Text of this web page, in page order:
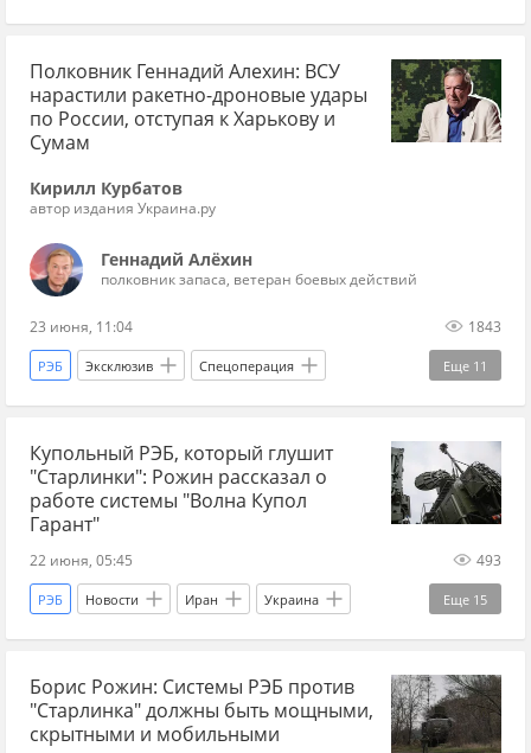
ИИ (искусственный интеллект) дроны
Украина Владимир Путин Украина.ру
НАТО США Британия
Великобритания война ПВО
беспилотники
новости СВО Россия
новости СВО сейчас
новости СВО будет ли война с НАТО
Полковник Геннадий Алехин: ВСУ
нарастили ракетно-дроновые удары
по России, отступая к Харькову и
Сумам
Кирилл Курбатов
автор издания Украина.ру
Геннадий Алёхин
полковник запаса, ветеран боевых действий
23 июня, 11:04 1843
Еще 11
РЭБ Эксклюзив Спецоперация
Сумская область Россия Геннадий Алехин
Вооруженные силы Украины дроны
ракеты Купянск Харьковская область
Сумы
Купольный РЭБ, который глушит
"Старлинки": Рожин рассказал о
работе системы "Волна Купол
Гарант"
22 июня, 05:45 493
Еще 15
РЭБ Новости Иран Украина
Крым Украина.ру
ИИ (искусственный интеллект) Starlink
СВО прогнозы СВО новости СВО Россия
Борис Рожин: Системы РЭБ против
"Старлинка" должны быть мощными,
скрытными и мобильными